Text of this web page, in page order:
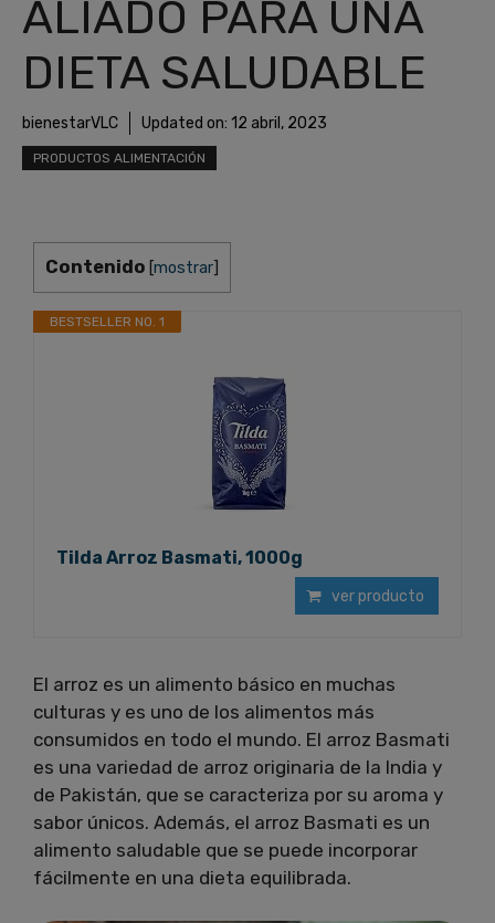
ALIADO PARA UNA
DIETA SALUDABLE
bienestarVLC Updated on: 12 abril, 2023
PRODUCTOS ALIMENTACIÓN
Contenido [mostrar]
BESTSELLER NO. 1
Tilda Arroz Basmati, 1000g
ver producto
El arroz es un alimento básico en muchas
culturas y es uno de los alimentos más
consumidos en todo el mundo. El arroz Basmati
es una variedad de arroz originaria de la India y
de Pakistán, que se caracteriza por su aroma y
sabor únicos. Además, el arroz Basmati es un
alimento saludable que se puede incorporar
fácilmente en una dieta equilibrada.